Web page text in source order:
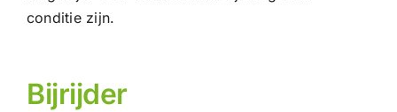
conditie zijn.
Bijrijder